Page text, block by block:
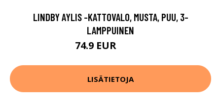
LINDBY AYLIS -KATTOVALO, MUSTA, PUU, 3-
LAMPPUINEN
74.9 EUR
LISÄTIETOJA